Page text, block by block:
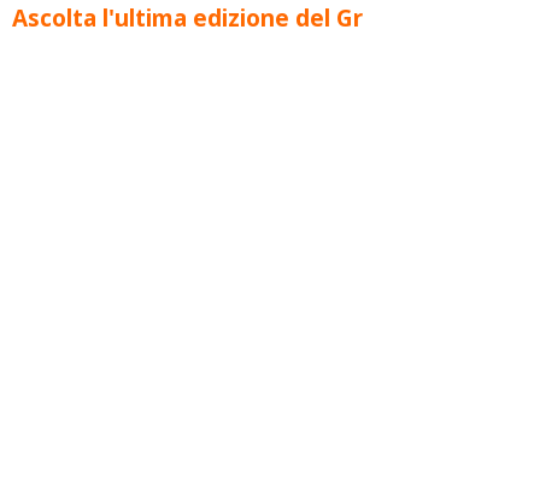
Ascolta l'ultima edizione del Gr